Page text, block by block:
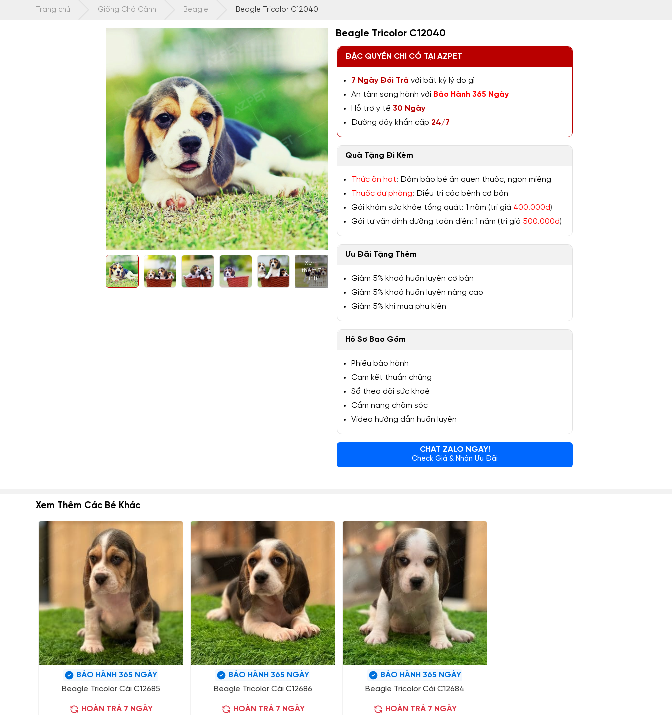
Trang chủ Giống Chó Cảnh Beagle Beagle Tricolor C12040
1/12
Xem
thêm 7
hình
Beagle Tricolor C12040
ĐẶC QUYỀN CHỈ CÓ TẠI AZPET
7 Ngày Đổi Trả với bất kỳ lý do gì
An tâm song hành với Bảo Hành 365 Ngày
Hỗ trợ y tế 30 Ngày
Đường dây khẩn cấp 24/7
Quà Tặng Đi Kèm
Thức ăn hạt: Đảm bảo bé ăn quen thuộc, ngon miệng
Thuốc dự phòng: Điều trị các bệnh cơ bản
Gói khám sức khỏe tổng quát: 1 năm (trị giá 400.000đ)
Gói tư vấn dinh dưỡng toàn diện: 1 năm (trị giá 500.000đ)
Ưu Đãi Tặng Thêm
Giảm 5% khoá huấn luyện cơ bản
Giảm 5% khoá huấn luyện nâng cao
Giảm 5% khi mua phụ kiện
Hồ Sơ Bao Gồm
Phiếu bảo hành
Cam kết thuần chủng
Sổ theo dõi sức khoẻ
Cẩm nang chăm sóc
Video hướng dẫn huấn luyện
CHAT ZALO NGAY!
Check Giá & Nhận Ưu Đãi
Xem Thêm Các Bé Khác
BẢO HÀNH 365 NGÀY
Beagle Tricolor Cái C12685
HOÀN TRẢ 7 NGÀY
BẢO HÀNH 365 NGÀY
Beagle Tricolor Cái C12686
HOÀN TRẢ 7 NGÀY
BẢO HÀNH 365 NGÀY
Beagle Tricolor Cái C12684
HOÀN TRẢ 7 NGÀY